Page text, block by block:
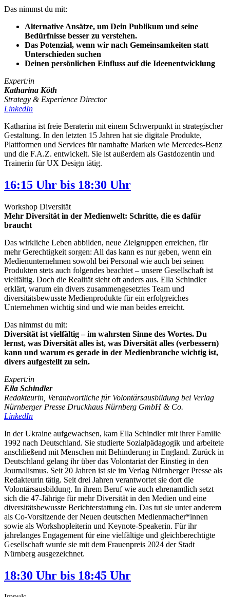
Das nimmst du mit:
Alternative Ansätze, um Dein Publikum und seine
Bedürfnisse besser zu verstehen.
Das Potenzial, wenn wir nach Gemeinsamkeiten statt
Unterschieden suchen
Deinen persönlichen Einfluss auf die Ideenentwicklung
Expert:in
Katharina Köth
Strategy & Experience Director
LinkedIn
Katharina ist freie Beraterin mit einem Schwerpunkt in strategischer
Gestaltung. In den letzten 15 Jahren hat sie digitale Produkte,
Plattformen und Services für namhafte Marken wie Mercedes-Benz
und die F.A.Z. entwickelt. Sie ist außerdem als Gastdozentin und
Trainerin für UX Design tätig.
16:15 Uhr bis 18:30 Uhr
Workshop Diversität
Mehr Diversität in der Medienwelt: Schritte, die es dafür
braucht
Das wirkliche Leben abbilden, neue Zielgruppen erreichen, für
mehr Gerechtigkeit sorgen: All das kann es nur geben, wenn ein
Medienunternehmen sowohl bei Personal wie auch bei seinen
Produkten stets auch folgendes beachtet – unsere Gesellschaft ist
vielfältig. Doch die Realität sieht oft anders aus. Ella Schindler
erklärt, warum ein divers zusammengesetztes Team und
diversitätsbewusste Medienprodukte für ein erfolgreiches
Unternehmen wichtig sind und wie man beides erreicht.
Das nimmst du mit:
Diversität ist vielfältig – im wahrsten Sinne des Wortes. Du
lernst, was Diversität alles ist, was Diversität alles (verbessern)
kann und warum es gerade in der Medienbranche wichtig ist,
divers aufgestellt zu sein.
Expert:in
Ella Schindler
Redakteurin, Verantwortliche für Volontärsausbildung bei Verlag
Nürnberger Presse Druckhaus Nürnberg GmbH & Co.
LinkedIn
In der Ukraine aufgewachsen, kam Ella Schindler mit ihrer Familie
1992 nach Deutschland. Sie studierte Sozialpädagogik und arbeitete
anschließend mit Menschen mit Behinderung in England. Zurück in
Deutschland gelang ihr über das Volontariat der Einstieg in den
Journalismus. Seit 20 Jahren ist sie im Verlag Nürnberger Presse als
Redakteurin tätig. Seit drei Jahren verantwortet sie dort die
Volontärsausbildung. In ihrem Beruf wie auch ehrenamtlich setzt
sich die 47-Jährige für mehr Diversität in den Medien und eine
diversitätsbewusste Berichterstattung ein. Das tut sie unter anderem
als Co-Vorsitzende der Neuen deutschen Medienmacher*innen
sowie als Workshopleiterin und Keynote-Speakerin. Für ihr
jahrelanges Engagement für eine vielfältige und gleichberechtigte
Gesellschaft wurde sie mit dem Frauenpreis 2024 der Stadt
Nürnberg ausgezeichnet.
18:30 Uhr bis 18:45 Uhr